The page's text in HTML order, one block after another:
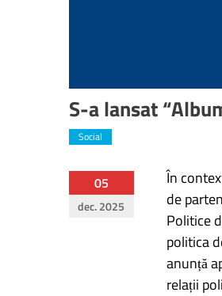
S-a lansat
Social
05
dec. 2025
În
de
Politice
politica
anunță
relații
Navigare
în